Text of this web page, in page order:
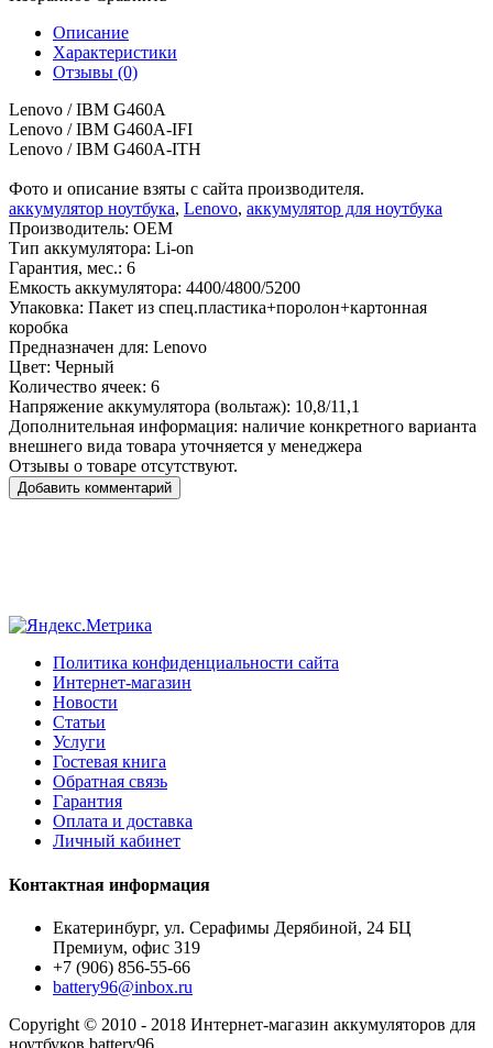
Описание
Характеристики
Отзывы (0)
Lenovo / IBM G460A
Lenovo / IBM G460A-IFI
Lenovo / IBM G460A-ITH
Фото и описание взяты с сайта производителя.
аккумулятор ноутбука, Lenovo, аккумулятор для ноутбука
Производитель: OEM
Тип аккумулятора: Li-on
Гарантия, мес.: 6
Емкость аккумулятора: 4400/4800/5200
Упаковка: Пакет из спец.пластика+поролон+картонная
коробка
Предназначен для: Lenovo
Цвет: Черный
Количество ячеек: 6
Напряжение аккумулятора (вольтаж): 10,8/11,1
Дополнительная информация: наличие конкретного варианта
внешнего вида товара уточняется у менеджера
Отзывы о товаре отсутствуют.
Добавить комментарий
Политика конфиденциальности сайта
Интернет-магазин
Новости
Статьи
Услуги
Гостевая книга
Обратная связь
Гарантия
Оплата и доставка
Личный кабинет
Контактная информация
Екатеринбург, ул. Серафимы Дерябиной, 24 БЦ
Премиум, офис 319
+7 (906) 856-55-66
battery96@inbox.ru
Copyright © 2010 - 2018 Интернет-магазин аккумуляторов для
ноутбуков battery96.